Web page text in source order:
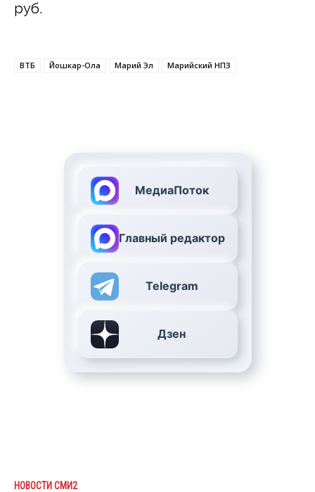
руб.
ВТБ Йошкар-Ола Марий Эл Марийский НПЗ
МедиаПоток
Главный редактор
Telegram
Дзен
НОВОСТИ СМИ2